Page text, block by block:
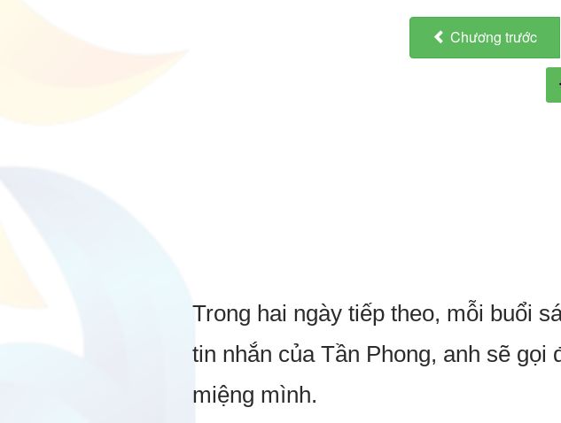
Chương trước
Trong hai ngày tiếp theo, mỗi buổi
tin nhắn của Tần Phong, anh sẽ
miệng mình.